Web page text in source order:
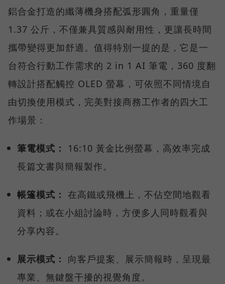
鋁合金打造的纖薄機身搭配弧形圓角，重量僅
1.37 公斤，不僅兼具質感與耐用性，更讓長時間
攜帶變得更加舒適。值得特別一提的是，它是一
台符合行動工作需求的 2 in 1 AI 筆電，360 度翻
轉設計搭配觸控 OLED 螢幕，可依照不同情境自
由切換使用模式，完美對接商務工作者的四大工
作場景：
筆電模式：
16:10 黃金比例螢幕，高效率完成
長篇文書與簡報製作。
帳篷模式： 在高鐵或飛機上，不佔空間地觀看
資料；或在小組討論時，方便多人同時觀看與
分享內容。
展示模式：
向客戶提案、展示簡報時，呈現最
專業、無鍵盤干擾的視覺角度。